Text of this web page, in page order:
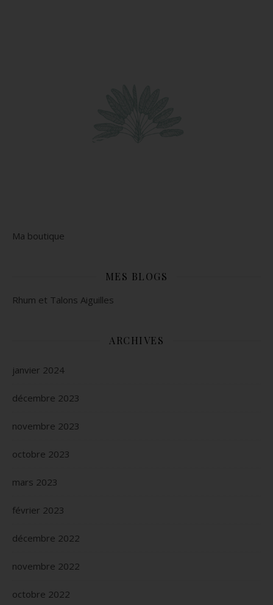
Ma boutique
MES BLOGS
Rhum et Talons Aiguilles
ARCHIVES
janvier 2024
décembre 2023
novembre 2023
octobre 2023
mars 2023
février 2023
décembre 2022
novembre 2022
octobre 2022